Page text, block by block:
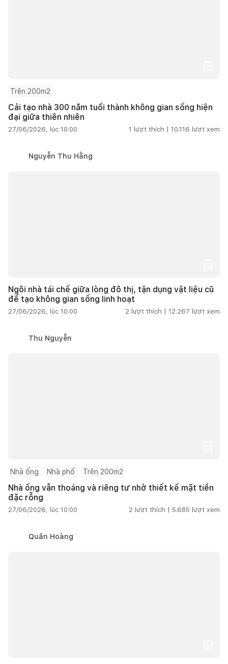
Trên 200m2
Cải tạo nhà 300 năm tuổi thành không gian sống hiện
đại giữa thiên nhiên
27/06/2026, lúc 10:00 1 lượt thích | 10.116 lượt xem
Nguyễn Thu Hằng
Ngôi nhà tái chế giữa lòng đô thị, tận dụng vật liệu cũ
để tạo không gian sống linh hoạt
27/06/2026, lúc 10:00 2 lượt thích | 12.267 lượt xem
Thu Nguyễn
Nhà ống Nhà phố Trên 200m2
Nhà ống vẫn thoáng và riêng tư nhờ thiết kế mặt tiền
đặc rỗng
27/06/2026, lúc 10:00 2 lượt thích | 5.685 lượt xem
Quân Hoàng